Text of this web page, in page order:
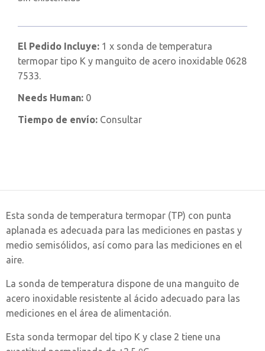
El Pedido Incluye: 1 x sonda de temperatura
termopar tipo K y manguito de acero inoxidable 0628
7533.
Needs Human: 0
Tiempo de envío: Consultar
Esta sonda de temperatura termopar (TP) con punta
aplanada es adecuada para las mediciones en pastas y
medio semisólidos, así como para las mediciones en el
aire.
La sonda de temperatura dispone de una manguito de
acero inoxidable resistente al ácido adecuado para las
mediciones en el área de alimentación.
Esta sonda termopar del tipo K y clase 2 tiene una